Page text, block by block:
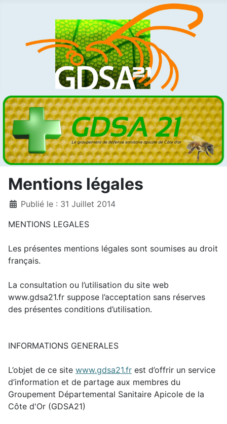
Mentions légales
DétailsPublié le : 31 Juillet 2014
MENTIONS LEGALES
Les présentes mentions légales sont soumises au droit
français.
La consultation ou l’utilisation du site web
www.gdsa21.fr suppose l’acceptation sans réserves
des présentes conditions d’utilisation.
INFORMATIONS GENERALES
L’objet de ce site www.gdsa21.fr est d’offrir un service
d’information et de partage aux membres du
Groupement Départemental Sanitaire Apicole de la
Côte d'Or (GDSA21)